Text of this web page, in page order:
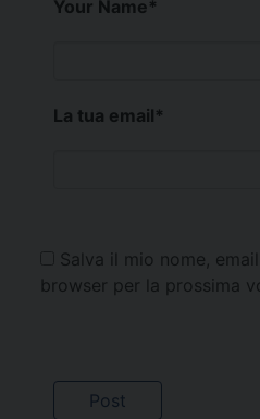
Your Name*
La tua email*
Salva il mio nome,
browser per la prossima